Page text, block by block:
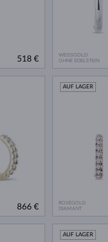
518 €
WEISSGOLD
OHNE EDELSTEIN
866 €
ROSÉGOLD
DIAMANT
AUF LAGER
AUF LAGER